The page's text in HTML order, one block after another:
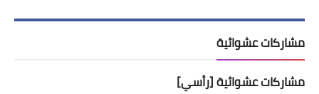
مشاركات عشوائية
مشاركات عشوائية [رأسي]